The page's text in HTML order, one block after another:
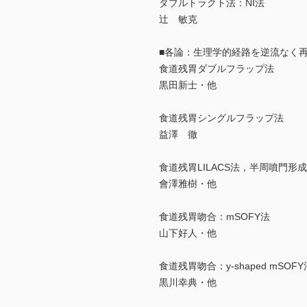
ダブルトラクト法：NI法
辻 敏克
■各論：生理学的経路を逆流なく
食道残胃ダブルフラップ法
黒田新士・他
食道残胃シングルフラップ法
益澤 徹
食道残胃LILACS法，半周噴門形
會澤雅樹・他
食道残胃吻合：mSOFY法
山下好人・他
食道残胃吻合：y-shaped mSOFY
黒川幸典・他